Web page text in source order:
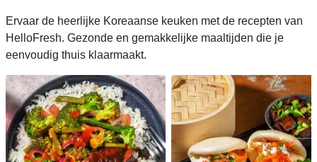
Ervaar de heerlijke Koreaanse keuken met de recepten van
HelloFresh. Gezonde en gemakkelijke maaltijden die je
eenvoudig thuis klaarmaakt.